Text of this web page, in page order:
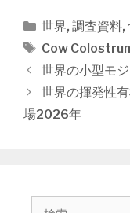
カ
テ
ゴ
ー
世界, 調査資料,
タ
グ
Cow
投
稿
ナ
ビ
ョ
世界の小型モ
世界の揮発性
場2026年